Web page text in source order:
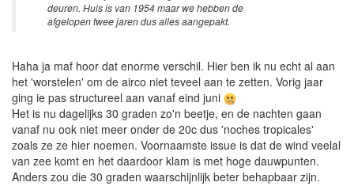
deuren. Huis is van 1954 maar we hebben de
afgelopen twee jaren dus alles aangepakt.
Haha ja maf hoor dat enorme verschil. Hier ben ik nu echt al aan
het 'worstelen' om de airco niet teveel aan te zetten. Vorig jaar
ging ie pas structureel aan vanaf eind juni
Het is nu dagelijks 30 graden zo'n beetje, en de nachten gaan
vanaf nu ook niet meer onder de 20c dus 'noches tropicales'
zoals ze ze hier noemen. Voornaamste issue is dat de wind veelal
van zee komt en het daardoor klam is met hoge dauwpunten.
Anders zou die 30 graden waarschijnlijk beter behapbaar zijn.